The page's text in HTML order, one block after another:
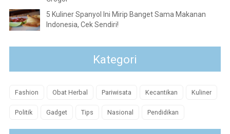
5 Kuliner Spanyol Ini Mirip Banget Sama Makanan
Indonesia, Cek Sendiri!
Kategori
Fashion Obat Herbal Pariwisata Kecantikan Kuliner
Politik Gadget Tips Nasional Pendidikan